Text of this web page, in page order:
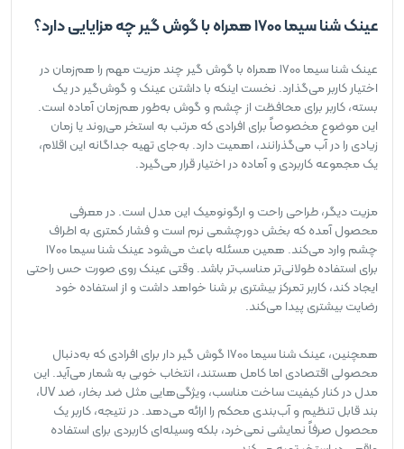
عینک شنا سیما 1700 همراه با گوش گیر چه مزایایی دارد؟
عینک شنا سیما 1700 همراه با گوش گیر چند مزیت مهم را هم‌زمان در
اختیار کاربر می‌گذارد. نخست اینکه با داشتن عینک و گوش‌گیر در یک
بسته، کاربر برای محافظت از چشم و گوش به‌طور هم‌زمان آماده است.
این موضوع مخصوصاً برای افرادی که مرتب به استخر می‌روند یا زمان
زیادی را در آب می‌گذرانند، اهمیت دارد. به‌جای تهیه جداگانه این اقلام،
یک مجموعه کاربردی و آماده در اختیار قرار می‌گیرد.
مزیت دیگر، طراحی راحت و ارگونومیک این مدل است. در معرفی
محصول آمده که بخش دورچشمی نرم است و فشار کمتری به اطراف
چشم وارد می‌کند. همین مسئله باعث می‌شود عینک شنا سیما 1700
برای استفاده طولانی‌تر مناسب‌تر باشد. وقتی عینک روی صورت حس راحتی
ایجاد کند، کاربر تمرکز بیشتری بر شنا خواهد داشت و از استفاده خود
رضایت بیشتری پیدا می‌کند.
همچنین، عینک شنا سیما 1700 گوش گیر دار برای افرادی که به‌دنبال
محصولی اقتصادی اما کامل هستند، انتخاب خوبی به شمار می‌آید. این
مدل در کنار کیفیت ساخت مناسب، ویژگی‌هایی مثل ضد بخار، ضد UV،
بند قابل تنظیم و آب‌بندی محکم را ارائه می‌دهد. در نتیجه، کاربر یک
محصول صرفاً نمایشی نمی‌خرد، بلکه وسیله‌ای کاربردی برای استفاده